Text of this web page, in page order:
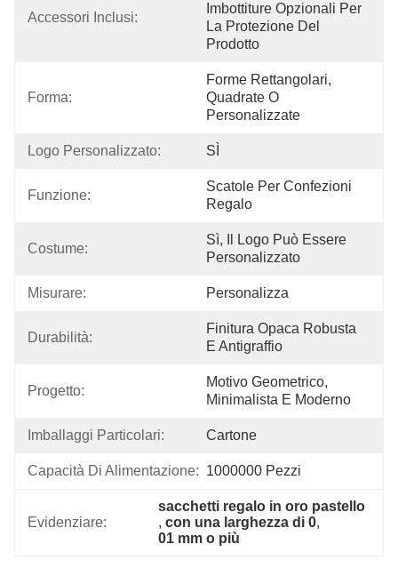
Accessori Inclusi:
Imbottiture Opzionali Per
La Protezione Del
Prodotto
Forma:
Forme Rettangolari,
Quadrate O
Personalizzate
Logo Personalizzato: SÌ
Funzione:
Scatole Per Confezioni
Regalo
Costume:
Sì, Il Logo Può Essere
Personalizzato
Misurare: Personalizza
Durabilità:
Finitura Opaca Robusta
E Antigraffio
Progetto:
Motivo Geometrico,
Minimalista E Moderno
Imballaggi Particolari: Cartone
Capacità Di Alimentazione: 1000000 Pezzi
Evidenziare:
sacchetti regalo in oro pastello
, con una larghezza di 0,
01 mm o più